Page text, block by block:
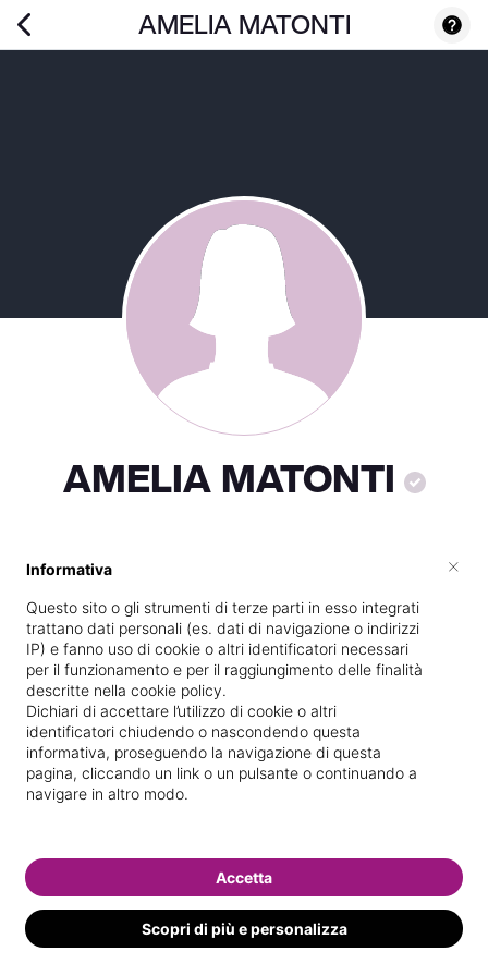
AMELIA MATONTI
AMELIA MATONTI
Vedi le informazioni di AMELIA
Informativa
Questo sito o gli strumenti di terze parti in esso integrati
trattano dati personali (es. dati di navigazione o indirizzi
IP) e fanno uso di cookie o altri identificatori necessari
per il funzionamento e per il raggiungimento delle finalità
descritte nella cookie policy.
Dichiari di accettare l’utilizzo di cookie o altri
identificatori chiudendo o nascondendo questa
informativa, proseguendo la navigazione di questa
pagina, cliccando un link o un pulsante o continuando a
navigare in altro modo.
Scopri di più e personalizza
Accetta
×